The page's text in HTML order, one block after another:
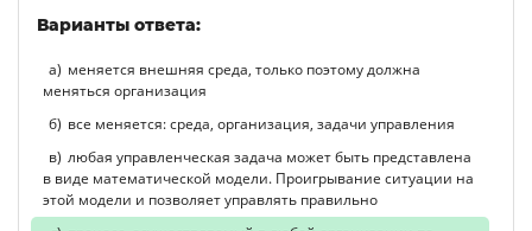
Варианты ответа:
меняется внешняя среда, только поэтому должна
меняться организация
все меняется: среда, организация, задачи управления
любая управленческая задача может быть представлена
в виде математической модели. Проигрывание ситуации на
этой модели и позволяет управлять правильно